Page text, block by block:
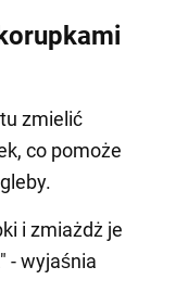
zmielić
co pomoże
i zmiażdż je
- wyjaśnia